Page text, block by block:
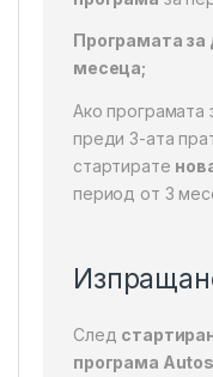
Програмата за
месеца;
Ако програмата
преди 3-ата
стартирате
период от 3
След
програма